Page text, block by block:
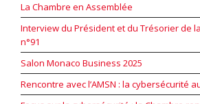
La Chambre en Assemblée
Interview du Président et du Trésorier de
n°91
Salon Monaco Business 2025
Rencontre avec l’AMSN : la cybersécurité